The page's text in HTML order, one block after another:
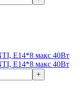
E14*8 макс 40Вт
E14*8 макс 40Вт
+